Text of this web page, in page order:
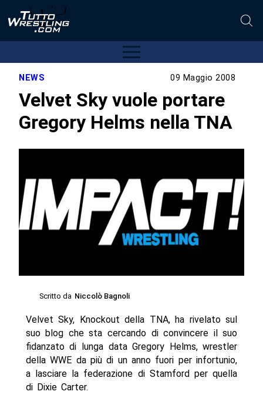
NEWS 09 Maggio 2008
Velvet Sky vuole portare
Gregory Helms nella TNA
Scritto da Niccolò Bagnoli
Velvet Sky, Knockout della TNA, ha rivelato sul
suo blog che sta cercando di convincere il suo
fidanzato di lunga data Gregory Helms, wrestler
della WWE da più di un anno fuori per infortunio,
a lasciare la federazione di Stamford per quella
di Dixie Carter.